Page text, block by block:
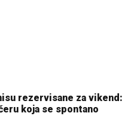
rezervisane za vikend:
koja se spontano